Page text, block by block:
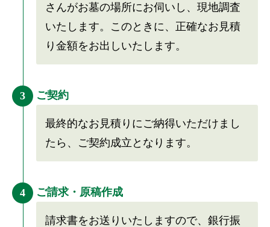
さんがお墓の場所にお伺いし、現地調査
いたします。このときに、正確なお見積
り金額をお出しいたします。
3 ご契約
最終的なお見積りにご納得いただけまし
たら、ご契約成立となります。
4 ご請求・原稿作成
請求書をお送りいたしますので、銀行振